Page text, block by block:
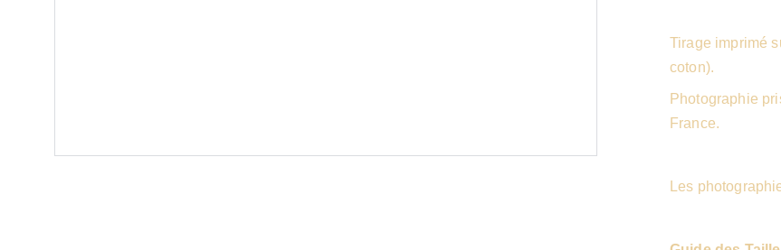
Tirage imprimé
coton).
Photographie
France.
Les